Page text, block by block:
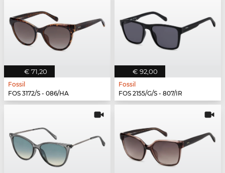
€ 71,20
Fossil
FOS 3172/S - 086/HA
€ 92,00
Fossil
FOS 2155/G/S - 807/IR